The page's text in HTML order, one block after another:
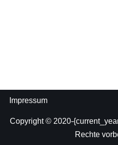
Impressum
Copyright © 2020-
Rechte